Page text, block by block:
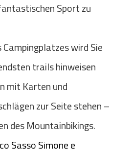
Sport zu
wird Sie
trails hinweisen
mit Karten und
zur Seite stehen –
des Mountainbikings.
Sasso Simone e